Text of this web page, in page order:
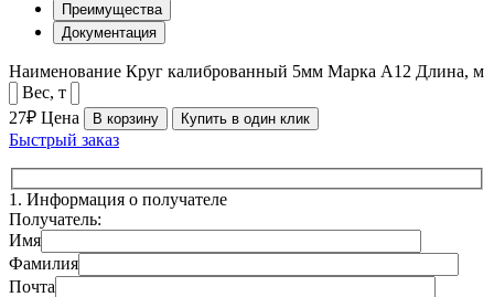
Преимущества
Документация
Наименование Круг калиброванный 5мм Марка А12 Длина, м
Вес, т
27₽ Цена В корзину Купить в один клик
Быстрый заказ
1. Информация о получателе
Получатель:
Имя
Фамилия
Почта